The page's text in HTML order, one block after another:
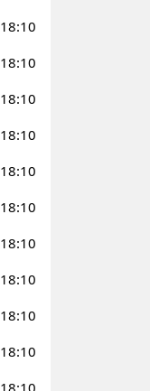
18:10
18:10
18:10
18:10
18:10
18:10
18:10
18:10
18:10
18:10
18:10